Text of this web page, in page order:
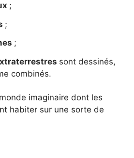
;
;
;
sont dessinés,
combinés.
imaginaire dont les
habiter sur une sorte de